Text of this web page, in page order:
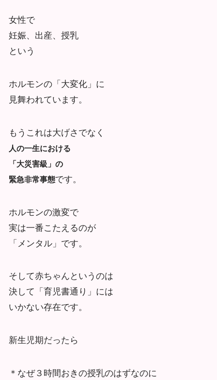
女性で
妊娠、出産、授乳
という
ホルモンの「大変化」に
見舞われています。
もうこれは大げさでなく
人の一生における
「大災害級」の
緊急非常事態です。
ホルモンの激変で
実は一番こたえるのが
「メンタル」です。
そして赤ちゃんというのは
決して「育児書通り」には
いかない存在です。
新生児期だったら
＊なぜ３時間おきの授乳のはずなのに